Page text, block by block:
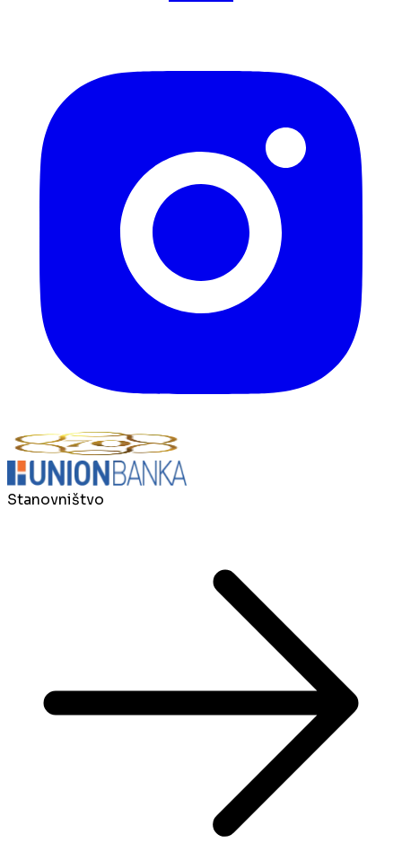
Stanovništvo